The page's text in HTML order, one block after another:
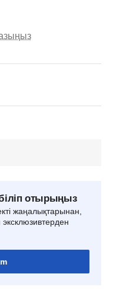
отырыңыз
жаңалықтарынан,